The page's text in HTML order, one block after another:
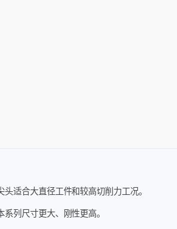
适合大直径工件和较高切削力工况。
列尺寸更大、刚性更高。